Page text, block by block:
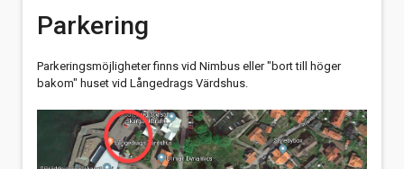
Parkering
Parkeringsmöjligheter finns vid Nimbus eller "bort till höger
bakom" huset vid Långedrags Värdshus.